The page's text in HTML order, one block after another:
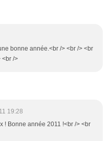
bonne année.<br /> <br /> <br
<br />
19:28
! Bonne année 2011 !<br /> <br